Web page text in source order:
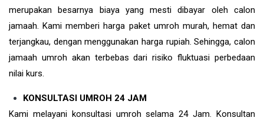
merupakan besarnya biaya yang mesti dibayar oleh calon
jamaah. Kami memberi harga paket umroh murah, hemat dan
terjangkau, dengan menggunakan harga rupiah. Sehingga, calon
jamaah umroh akan terbebas dari risiko fluktuasi perbedaan
nilai kurs.
KONSULTASI UMROH 24 JAM
Kami melayani konsultasi umroh selama 24 Jam. Konsultan